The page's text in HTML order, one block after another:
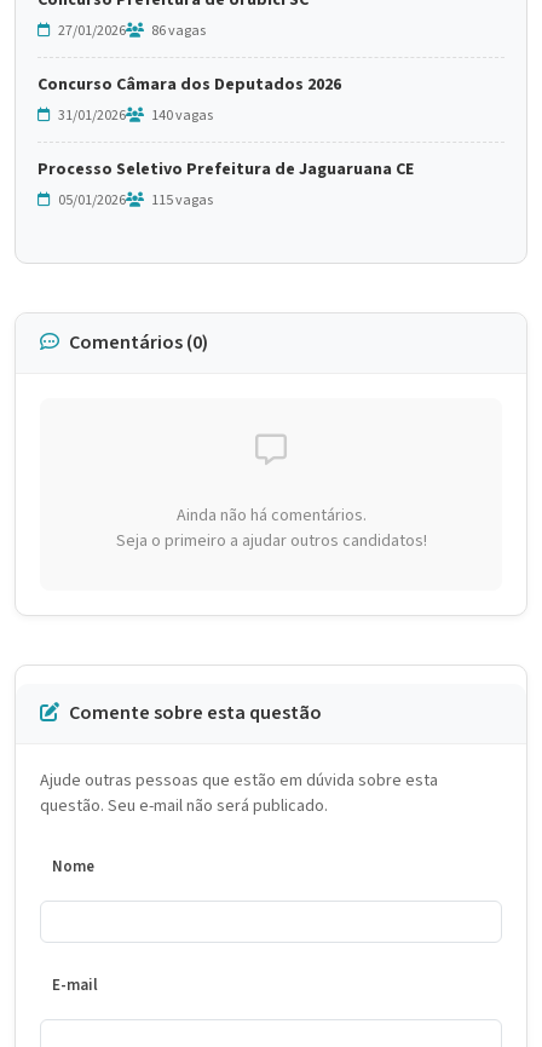
27/01/2026 86 vagas
Concurso Câmara dos Deputados 2026
31/01/2026 140 vagas
Processo Seletivo Prefeitura de Jaguaruana CE
05/01/2026 115 vagas
Comentários (0)
Ainda não há comentários.
Seja o primeiro a ajudar outros candidatos!
Comente sobre esta questão
Ajude outras pessoas que estão em dúvida sobre esta
questão. Seu e-mail não será publicado.
Nome
E-mail